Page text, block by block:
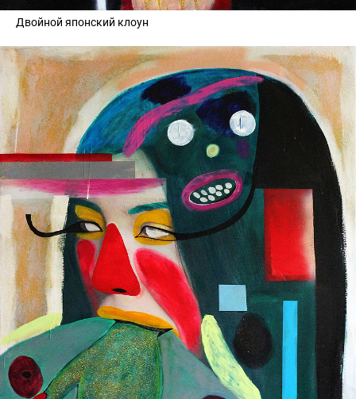
Двойной японский клоун